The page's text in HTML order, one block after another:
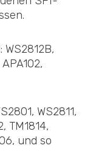
WS2811,
TM1814,
und so